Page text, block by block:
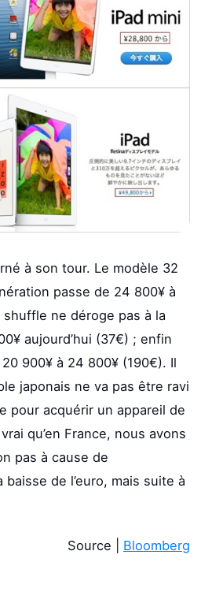
à son tour. Le modèle 32
passe de 24 800¥ à
shuffle ne déroge pas à la
aujourd’hui (37€) ; enfin
900¥ à 24 800¥ (190€). Il
japonais ne va pas être ravi
pour acquérir un appareil de
qu’en France, nous avons
pas à cause de
baisse de l’euro, mais suite à
Source | Bloomberg